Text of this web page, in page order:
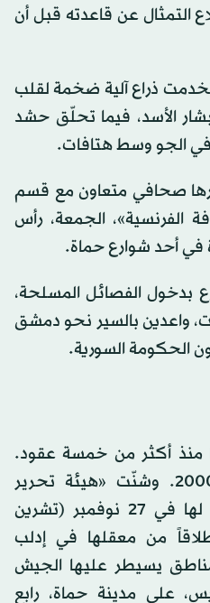
التمثال عن قاعدته قبل أن
ذراع آلية ضخمة لقلب
الأسد، فيما تحلّق حشد
في الجو وسط هتافات.
صحافي متعاون مع قسم
الفرنسية»، الجمعة، رأس
في أحد شوارع حماة.
بدخول الفصائل المسلحة،
واعدين بالسير نحو دمشق
الحكومة السورية.
منذ أكثر من خمسة عقود.
وخلف بشار والده عام 2000. وشنّت «هيئة تحرير
الشام» والفصائل الحليفة لها في 27 نوفمبر (تشرين
من معقلها في إدلب
يسيطر عليها الجيش
على مدينة حماة، رابع